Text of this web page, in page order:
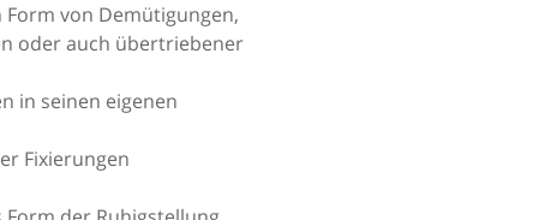
von Demütigungen,
oder auch übertriebener
in seinen eigenen
Fixierungen